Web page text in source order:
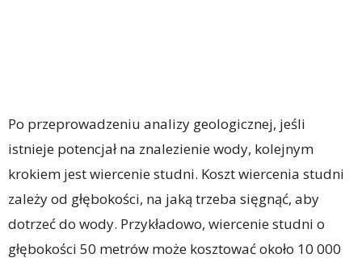
Po przeprowadzeniu analizy geologicznej, jeśli
istnieje potencjał na znalezienie wody, kolejnym
krokiem jest wiercenie studni. Koszt wiercenia studni
zależy od głębokości, na jaką trzeba sięgnąć, aby
dotrzeć do wody. Przykładowo, wiercenie studni o
głębokości 50 metrów może kosztować około 10 000